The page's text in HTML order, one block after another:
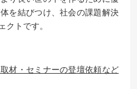
を結びつけ、社会の課題解決
クトです。
材・セミナーの登壇依頼など